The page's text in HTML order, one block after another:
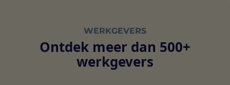
WERKGEVERS
Ontdek meer dan 500+
werkgevers